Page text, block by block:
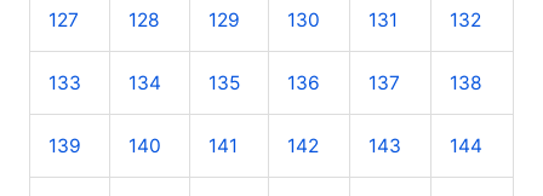
127 128 129 130 131 132
133 134 135 136 137 138
139 140 141 142 143 144